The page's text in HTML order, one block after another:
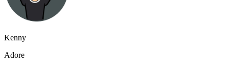
Kenny
Adore